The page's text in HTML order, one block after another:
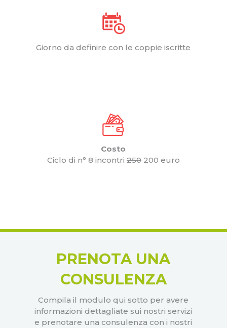
Giorno da definire con le coppie iscritte
Costo
Ciclo di n° 8 incontri 250200 euro
PRENOTA UNA
CONSULENZA
Compila il modulo qui sotto per avere
informazioni dettagliate sui nostri servizi
e prenotare una consulenza con i nostri